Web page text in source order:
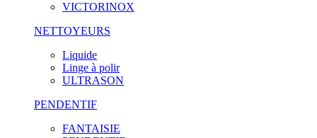
VICTORINOX
NETTOYEURS
Liquide
Linge à polir
ULTRASON
PENDENTIF
FANTAISIE